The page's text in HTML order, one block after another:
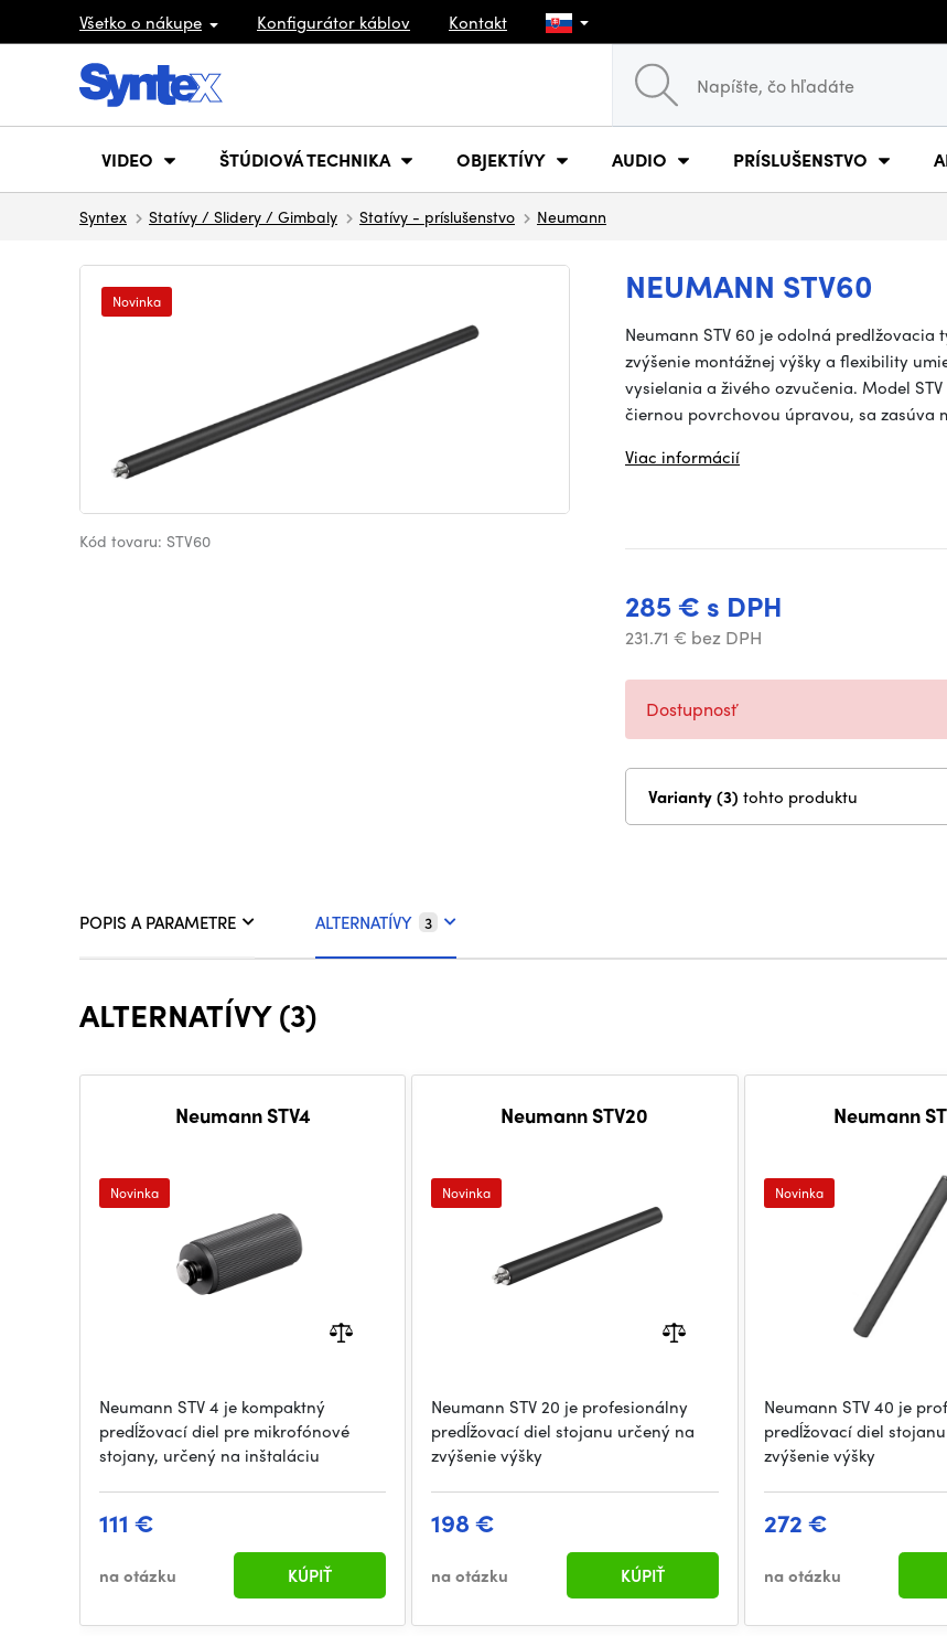
Všetko o nákupe Konfigurátor káblov Kontakt
VIDEO ŠTÚDIOVÁ TECHNIKA OBJEKTÍVY AUDIO PRÍSLUŠENSTVO
Syntex Statívy / Slidery / Gimbaly Statívy - príslušenstvo Neumann
NEUMANN STV60
Novinka
Kód tovaru: STV60
Neumann STV 60 je odolná
zvýšenie montážnej výšky a flexibility
vysielania a živého ozvučenia. Model
čiernou povrchovou úpravou, sa zasúva
Viac informácií
285 € s DPH
231.71 € bez DPH
Dostupnosť
Varianty (3) tohto produktu
POPIS A PARAMETRE ALTERNATÍVY 3
ALTERNATÍVY (3)
Neumann STV4
Novinka
Neumann STV 4 je kompaktný
predĺžovací diel pre mikrofónové
stojany, určený na inštaláciu
111 €
na otázku KÚPIŤ
Neumann STV20
Novinka
Neumann STV 20 je profesionálny
predĺžovací diel stojanu určený na
zvýšenie výšky
198 €
na otázku KÚPIŤ
Neumann
Novinka
Neumann STV 40 je
predĺžovací diel
zvýšenie výšky
272 €
na otázku